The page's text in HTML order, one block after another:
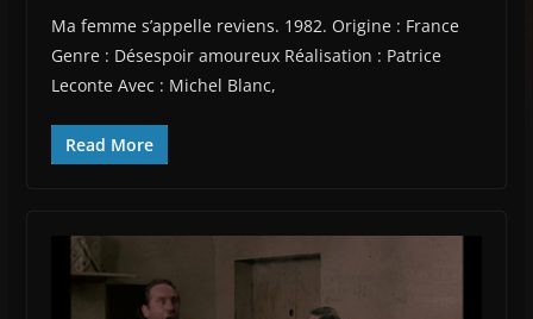
Ma femme s’appelle reviens. 1982. Origine : France
Genre : Désespoir amoureux Réalisation : Patrice
Leconte Avec : Michel Blanc,
Read More